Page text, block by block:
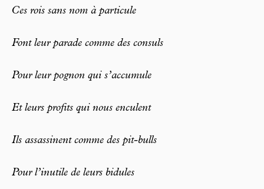
Ces rois sans nom à particule
Font leur parade comme des consuls
Pour leur pognon qui s’accumule
Et leurs profits qui nous enculent
Ils assassinent comme des pit-bulls
Pour l’inutile de leurs bidules